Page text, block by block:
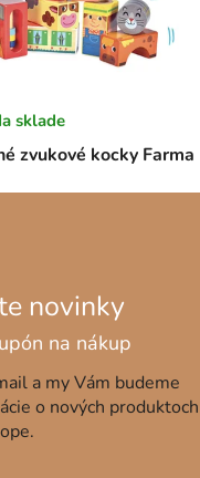
zvukové kocky Farma
sklade
a my Vám budeme
o nových produktoch